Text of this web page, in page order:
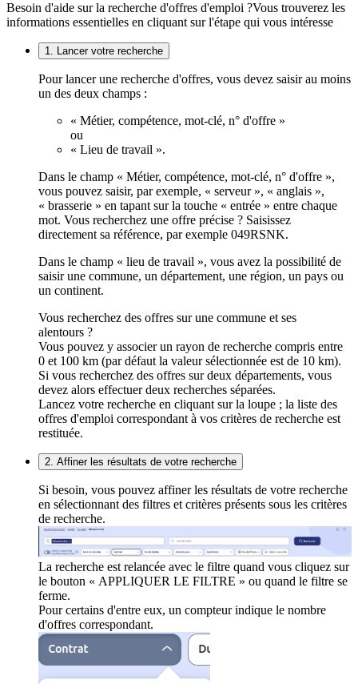
Besoin d'aide sur la recherche d'offres d'emploi ?Vous trouverez les
informations essentielles en cliquant sur l'étape qui vous intéresse
1. Lancer votre recherche
Pour lancer une recherche d'offres, vous devez saisir au moins
un des deux champs :
« Métier, compétence, mot-clé, n° d'offre »
ou
« Lieu de travail ».
Dans le champ « Métier, compétence, mot-clé, n° d'offre »,
vous pouvez saisir, par exemple, « serveur », « anglais »,
« brasserie » en tapant sur la touche « entrée » entre chaque
mot. Vous recherchez une offre précise ? Saisissez
directement sa référence, par exemple 049RSNK.
Dans le champ « lieu de travail », vous avez la possibilité de
saisir une commune, un département, une région, un pays ou
un continent.
Vous recherchez des offres sur une commune et ses
alentours ?
Vous pouvez y associer un rayon de recherche compris entre
0 et 100 km (par défaut la valeur sélectionnée est de 10 km).
Si vous recherchez des offres sur deux départements, vous
devez alors effectuer deux recherches séparées.
Lancez votre recherche en cliquant sur la loupe ; la liste des
offres d'emploi correspondant à vos critères de recherche est
restituée.
2. Affiner les résultats de votre recherche
Si besoin, vous pouvez affiner les résultats de votre recherche
en sélectionnant des filtres et critères présents sous les critères
de recherche.
La recherche est relancée avec le filtre quand vous cliquez sur
le bouton « APPLIQUER LE FILTRE » ou quand le filtre se
ferme.
Pour certains d'entre eux, un compteur indique le nombre
d'offres correspondant.